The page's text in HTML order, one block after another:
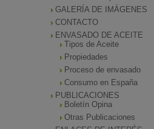
GALERÍA DE IMÁGENES
CONTACTO
ENVASADO DE ACEITE
Tipos de Aceite
Propiedades
Proceso de envasado
Consumo en España
PUBLICACIONES
Boletín Opina
Otras Publicaciones